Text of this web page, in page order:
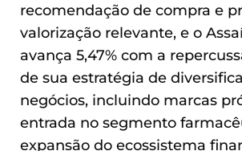
recomendação de compra e
valorização relevante, e o
avança 5,47% com a
de sua estratégia de
negócios, incluindo marcas
entrada no segmento
expansão do ecossistema